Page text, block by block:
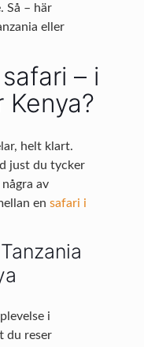
Så – här
eller
– i
Kenya?
helt klart.
just du tycker
av
ensafari i
i
du reser